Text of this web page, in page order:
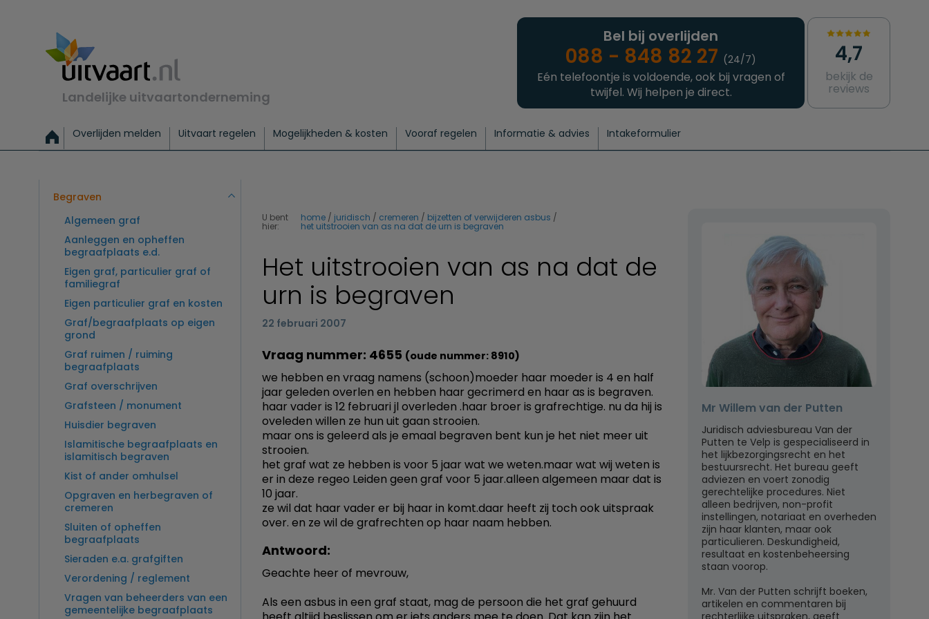
Landelijke uitvaartonderneming
Bel bij overlijden
088 - 848 82 27 (24/7)
Eén telefoontje is voldoende, ook bij vragen of
twijfel. Wij helpen je direct.
4,7
bekijk de
reviews
Overlijden melden Uitvaart regelen Mogelijkheden & kosten
Exclusieve uitvaart Begrafenis Basis
Vooraf regelen Informatie & advies Intakeformulier
Begraven
Algemeen graf
Aanleggen en opheffen
begraafplaats e.d.
Eigen graf, particulier graf of
familiegraf
Eigen particulier graf en kosten
Graf/begraafplaats op eigen
grond
Graf ruimen / ruiming
begraafplaats
Graf overschrijven
Grafsteen / monument
Huisdier begraven
Islamitische begraafplaats en
islamitisch begraven
Kist of ander omhulsel
Opgraven en herbegraven of
cremeren
Sluiten of opheffen
begraafplaats
Sieraden e.a. grafgiften
Verordening / reglement
Vragen van beheerders van een
gemeentelijke begraafplaats
U bent
hier:
home juridisch cremeren bijzetten of verwijderen asbus
het uitstrooien van as na dat de urn is begraven
Het uitstrooien van as na dat de
urn is begraven
22 februari 2007
Vraag nummer: 4655 (oude nummer: 8910)
we hebben en vraag namens (schoon)moeder haar moeder is 4 en half
jaar geleden overlen en hebben haar gecrimerd en haar as is begraven.
haar vader is 12 februari jl overleden .haar broer is grafrechtige. nu da hij is
oveleden willen ze hun uit gaan strooien.
maar ons is geleerd als je emaal begraven bent kun je het niet meer uit
strooien.
het graf wat ze hebben is voor 5 jaar wat we weten.maar wat wij weten is
er in deze regeo Leiden geen graf voor 5 jaar.alleen algemeen maar dat is
10 jaar.
ze wil dat haar vader er bij haar in komt.daar heeft zij toch ook uitspraak
over. en ze wil de grafrechten op haar naam hebben.
Antwoord:
Geachte heer of mevrouw,
Als een asbus in een graf staat, mag de persoon die het graf gehuurd
Mr Willem van der Putten
Juridisch adviesbureau Van der
Putten te Velp is gespecialiseerd in
het lijkbezorgingsrecht en het
bestuursrecht. Het bureau geeft
adviezen en voert zonodig
gerechtelijke procedures. Niet
alleen bedrijven, non-profit
instellingen, notariaat en overheden
zijn haar klanten, maar ook
particulieren. Deskundigheid,
resultaat en kostenbeheersing
staan voorop.
Mr. Van der Putten schrijft boeken,
artikelen en commentaren bij